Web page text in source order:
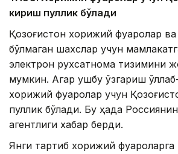
кириш пуллик бўлади
Қозоғистон хорижий фуқаролар ва
бўлмаган шахслар учун
электрон рухсатнома тизимини
мумкин. Агар ушбу ўзгариш
хорижий фуқаролар учун
пуллик бўлади. Бу ҳақда
агентлиги хабар берди.
Янги тартиб хорижий фуқароларга